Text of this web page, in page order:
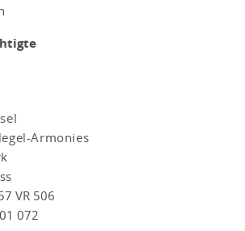
Armonies
VR 506
072